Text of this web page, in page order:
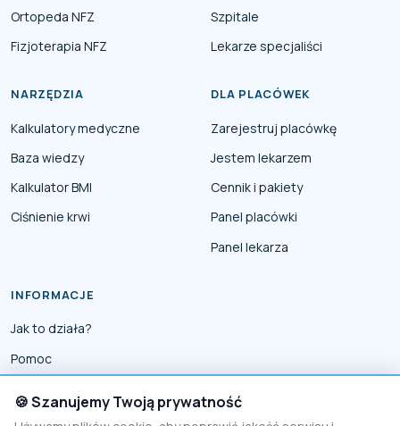
Ortopeda NFZ
Fizjoterapia NFZ
Szpitale
Lekarze specjaliści
NARZĘDZIA
Kalkulatory medyczne
Baza wiedzy
Kalkulator BMI
Ciśnienie krwi
DLA PLACÓWEK
Zarejestruj placówkę
Jestem lekarzem
Cennik i pakiety
Panel placówki
Panel lekarza
INFORMACJE
Jak to działa?
Pomoc
Reklama
🍪 Szanujemy Twoją prywatność